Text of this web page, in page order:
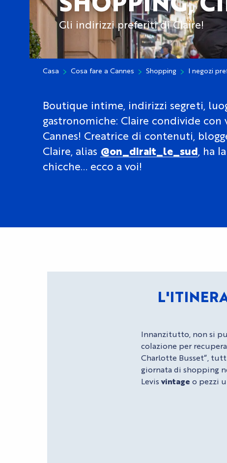
Gli indirizzi preferiti di Claire!
Casa Cosa fare a Cannes Shopping I negozi
Boutique intime, indirizzi segreti,
gastronomiche: Claire condivide
Cannes! Creatrice di contenuti,
Claire, alias @on_dirait_le_sud , ha
chicche… ecco a voi!
Innanzitutto, non si
colazione per
Charlotte Busset“ tutti
giornata di shopping
Levis vintage o pezzi